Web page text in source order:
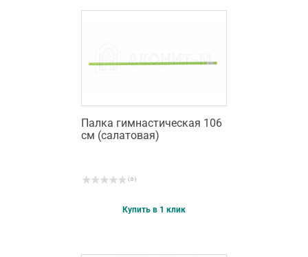
Палка гимнастическая 106
см (салатовая)
( 0 )
Купить в 1 клик